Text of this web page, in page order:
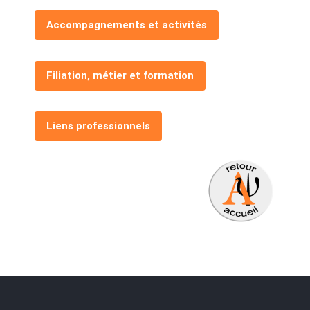
Accompagnements et activités
Filiation, métier et formation
Liens professionnels